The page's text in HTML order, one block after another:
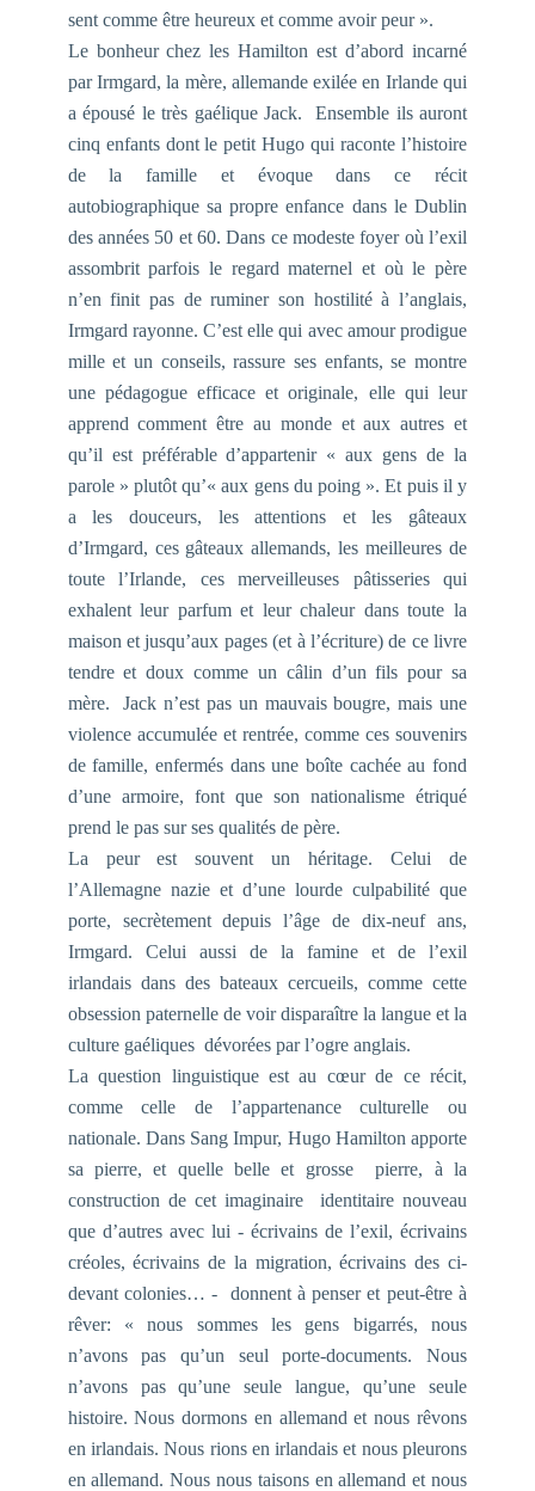
sent comme être heureux et comme avoir peur ».
Le bonheur chez les Hamilton est d’abord incarné
par Irmgard, la mère, allemande exilée en Irlande qui
a épousé le très gaélique Jack. Ensemble ils auront
cinq enfants dont le petit Hugo qui raconte l’histoire
de la famille et évoque dans ce récit
autobiographique sa propre enfance dans le Dublin
des années 50 et 60. Dans ce modeste foyer où l’exil
assombrit parfois le regard maternel et où le père
n’en finit pas de ruminer son hostilité à l’anglais,
Irmgard rayonne. C’est elle qui avec amour prodigue
mille et un conseils, rassure ses enfants, se montre
une pédagogue efficace et originale, elle qui leur
apprend comment être au monde et aux autres et
qu’il est préférable d’appartenir « aux gens de la
parole » plutôt qu’« aux gens du poing ». Et puis il y
a les douceurs, les attentions et les gâteaux
d’Irmgard, ces gâteaux allemands, les meilleures de
toute l’Irlande, ces merveilleuses pâtisseries qui
exhalent leur parfum et leur chaleur dans toute la
maison et jusqu’aux pages (et à l’écriture) de ce livre
tendre et doux comme un câlin d’un fils pour sa
mère. Jack n’est pas un mauvais bougre, mais une
violence accumulée et rentrée, comme ces souvenirs
de famille, enfermés dans une boîte cachée au fond
d’une armoire, font que son nationalisme étriqué
prend le pas sur ses qualités de père.
La peur est souvent un héritage. Celui de
l’Allemagne nazie et d’une lourde culpabilité que
porte, secrètement depuis l’âge de dix-neuf ans,
Irmgard. Celui aussi de la famine et de l’exil
irlandais dans des bateaux cercueils, comme cette
obsession paternelle de voir disparaître la langue et la
culture gaéliques dévorées par l’ogre anglais.
La question linguistique est au cœur de ce récit,
comme celle de l’appartenance culturelle ou
nationale. Dans Sang Impur, Hugo Hamilton apporte
sa pierre, et quelle belle et grosse pierre, à la
construction de cet imaginaire identitaire nouveau
que d’autres avec lui - écrivains de l’exil, écrivains
créoles, écrivains de la migration, écrivains des ci-
devant colonies… - donnent à penser et peut-être à
rêver: « nous sommes les gens bigarrés, nous
n’avons pas qu’un seul porte-documents. Nous
n’avons pas qu’une seule langue, qu’une seule
histoire. Nous dormons en allemand et nous rêvons
en irlandais. Nous rions en irlandais et nous pleurons
en allemand. Nous nous taisons en allemand et nous